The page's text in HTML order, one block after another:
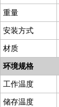
重量
安装方式
材质
环境规格
工作温度
储存温度